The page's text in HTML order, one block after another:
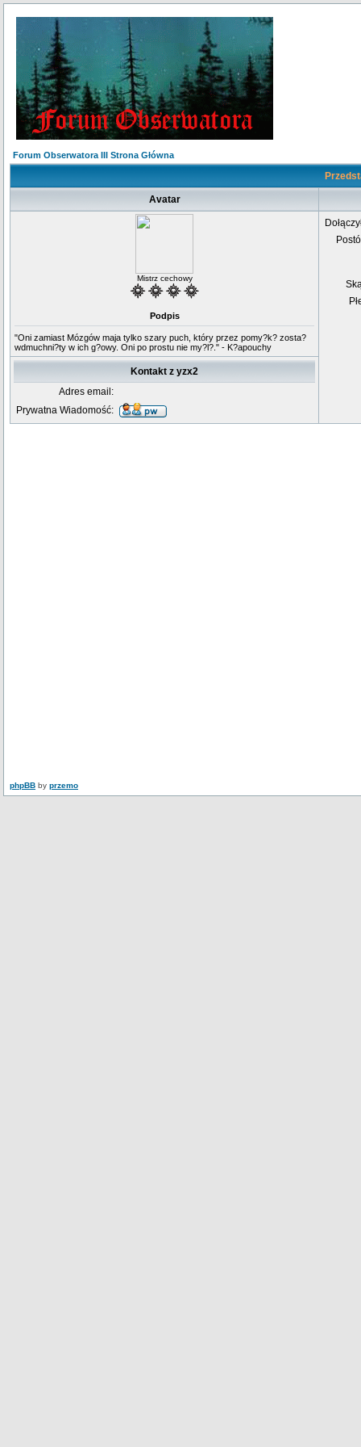
Forum Obserwatora III Strona Główna
Avatar
Mistrz cechowy
Podpis
"Oni zamiast Mózgów maja tylko szary puch, który przez pomy?k? zosta?
wdmuchni?ty w ich g?owy. Oni po prostu nie my?l?." - K?apouchy
Kontakt z yzx2
Adres email:
Prywatna Wiadomość:
phpBB by przemo